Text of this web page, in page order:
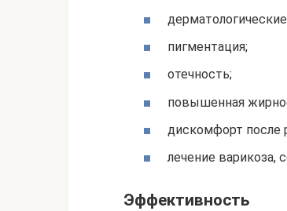
пигментация;
отечность;
повышенная
дискомфорт после
лечение варикоза,
Эффективность